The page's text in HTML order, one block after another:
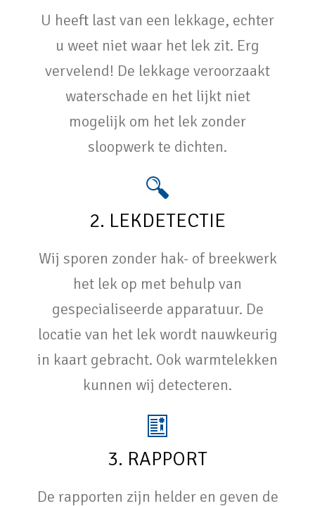
U heeft last van een lekkage, echter
u weet niet waar het lek zit. Erg
vervelend! De lekkage veroorzaakt
waterschade en het lijkt niet
mogelijk om het lek zonder
sloopwerk te dichten.
2. LEKDETECTIE
Wij sporen zonder hak- of breekwerk
het lek op met behulp van
gespecialiseerde apparatuur. De
locatie van het lek wordt nauwkeurig
in kaart gebracht. Ook warmtelekken
kunnen wij detecteren.
3. RAPPORT
De rapporten zijn helder en geven de